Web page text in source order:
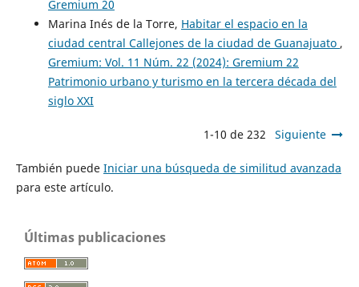
Gremium 20
Marina Inés de la Torre, Habitar el espacio en la
ciudad central Callejones de la ciudad de Guanajuato ,
Gremium: Vol. 11 Núm. 22 (2024): Gremium 22
Patrimonio urbano y turismo en la tercera década del
siglo XXI
1-10 de 232 Siguiente
También puede Iniciar una búsqueda de similitud avanzada
para este artículo.
Últimas publicaciones